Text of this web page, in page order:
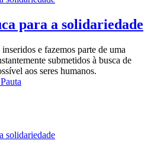
para a solidariedade
e fazemos parte de uma
submetidos à busca de
aos seres humanos.